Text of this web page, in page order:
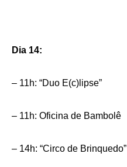
Dia 14:
– 11h: “Duo E(c)lipse”
– 11h: Oficina de Bambolê
– 14h: “Circo de Brinquedo”